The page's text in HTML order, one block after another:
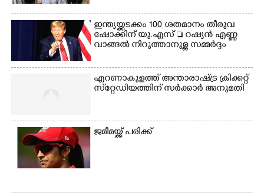
ഇന്ത്യയ്ക്കടക്കം 100 ശതമാനം തീരുവ
ഷോക്കിന് യു.എസ്  റഷ്യൻ എണ്ണ
വാങ്ങൽ നിറുത്താനുള്ള സമ്മർദ്ദം
എറണാകുളത്ത് അന്താരാഷ്ട്ര ക്രിക്കറ്റ്
സ്‌റ്റേഡിയത്തിന് സർക്കാർ അനുമതി
ജമീമയ്ക്ക് പരിക്ക്